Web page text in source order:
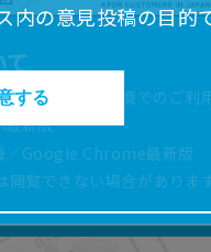
て
ットは以下の環境でのご利
新版
／Google Chrome最新版
閲覧できない場合がありま
の意見投稿の目的
たものと異なる場合
される場合がありま
の完全性を保証す
い場合があります。
する